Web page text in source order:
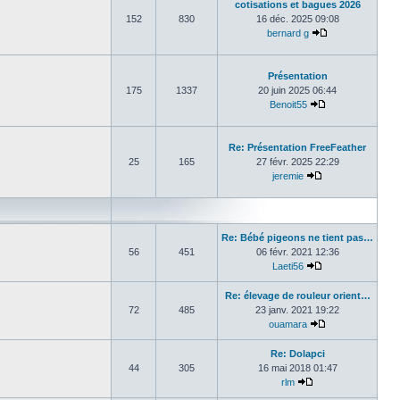
152 830
cotisations et bagues 2026
16 déc. 2025 09:08
bernard g
175 1337
Présentation
20 juin 2025 06:44
Benoit55
25 165
Re: Présentation FreeFeather
27 févr. 2025 22:29
jeremie
56 451
Re: Bébé pigeons ne tient pas…
06 févr. 2021 12:36
Laeti56
72 485
Re: élevage de rouleur orient…
23 janv. 2021 19:22
ouamara
44 305
Re: Dolapci
16 mai 2018 01:47
rlm